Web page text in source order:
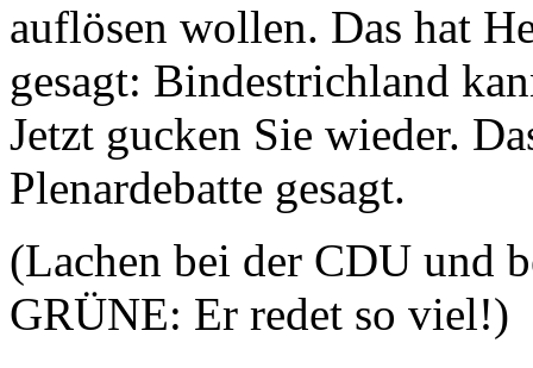
auflösen wollen. Das hat
gesagt: Bindestrichland
Jetzt gucken Sie wieder.
Plenardebatte gesagt.
(Lachen bei der CDU und
GRÜNE: Er redet so viel!)